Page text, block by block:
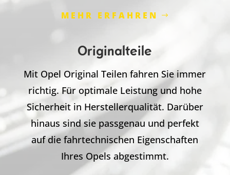
MEHR ERFAHREN
Originalteile
Mit Opel Original Teilen fahren Sie immer
richtig. Für optimale Leistung und hohe
Sicherheit in Herstellerqualität. Darüber
hinaus sind sie passgenau und perfekt
auf die fahrtechnischen Eigenschaften
Ihres Opels abgestimmt.